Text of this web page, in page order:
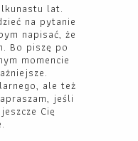
lat.
na pytanie
napisać, że
Bo piszę po
momencie
ale też
jeśli
Cię